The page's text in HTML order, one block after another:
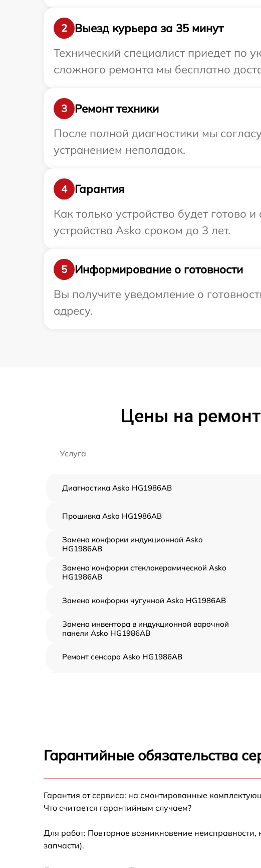
2
Выезд курьера за 35 минут
Технический специалист приедет по
сложного ремонта мы бесплатно
3
Ремонт техники
После полной диагностики мы
устранением неполадок.
4
Гарантия
Как только устройство будет
устройства Asko сроком до 3 лет.
5
Информирование о готовности
Вы получите уведомление о
адресу.
Цены на
Услуга
Диагностика Asko HG1986AB
Прошивка Asko HG1986AB
Замена конфорки индукционной Asko
HG1986AB
Замена конфорки стеклокерамической Asko
HG1986AB
Замена конфорки чугунной Asko HG1986AB
Замена инвентора в индукционной варочной
панели Asko HG1986AB
Ремонт сенсора Asko HG1986AB
Замена сенсора Asko HG1986AB
Гарантийные обязательства
Гарантия от сервиса: на смонтированные
Что считается гарантийным случаем?
Для работ: Повторное возникновение
запчасти).